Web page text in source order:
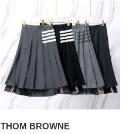
THOM BROWNE